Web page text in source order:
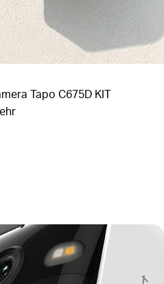
Tapo C675D KIT